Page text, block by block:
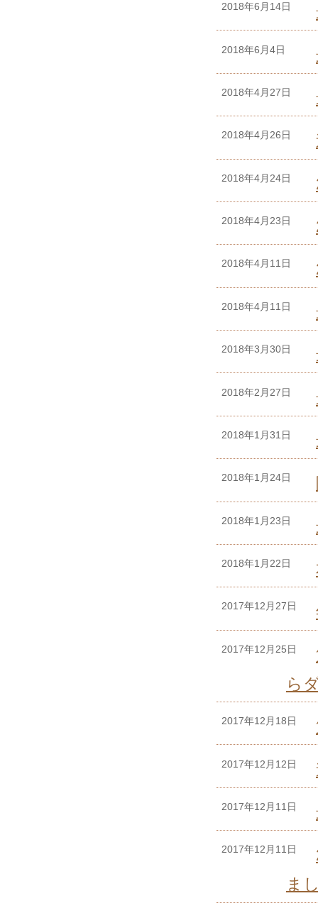
2018年6月14日
2018年6月4日
2018年4月27日
2018年4月26日
2018年4月24日
2018年4月23日
2018年4月11日
2018年4月11日
2018年3月30日
2018年2月27日
2018年1月31日
2018年1月24日
2018年1月23日
2018年1月22日
2017年12月27日
2017年12月25日
ら
2017年12月18日
2017年12月12日
2017年12月11日
2017年12月11日
ま